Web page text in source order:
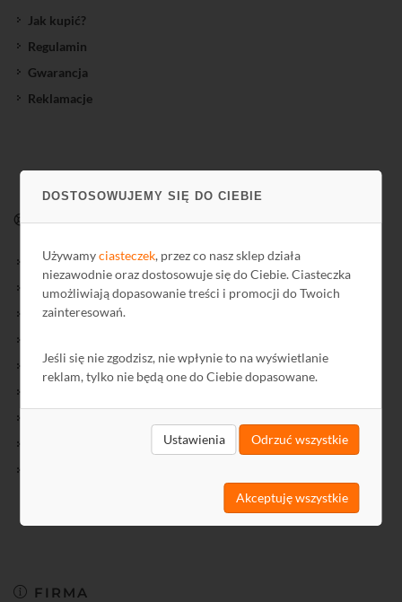
DOSTOSOWUJEMY SIĘ DO CIEBIE
Używamyciasteczek, przez co nasz sklep działa
niezawodnie oraz dostosowuje się do Ciebie. Ciasteczka
umożliwiają dopasowanie treści i promocji do Twoich
zainteresowań.
Jeśli się nie zgodzisz, nie wpłynie to na wyświetlanie
reklam, tylko nie będą one do Ciebie dopasowane.
Ustawienia Odrzuć wszystkie
Akceptuję wszystkie
Jak kupić?
Regulamin
Gwarancja
Reklamacje
WSPARCIE
Nowości Biblioteki
Biblioteka
Kursy
Archiwum Informatora
FIRMA